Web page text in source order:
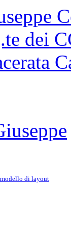
dei
modello di layout